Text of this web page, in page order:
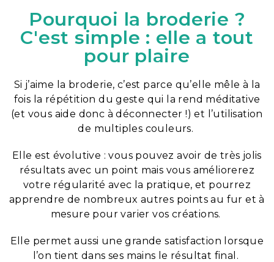
Pourquoi la broderie ?
C'est simple : elle a tout
pour plaire
Si j’aime la broderie, c’est parce qu’elle mêle à la
fois la répétition du geste qui la rend méditative
(et vous aide donc à déconnecter !) et l’utilisation
de multiples couleurs.
Elle est évolutive : vous pouvez avoir de très jolis
résultats avec un point mais vous améliorerez
votre régularité avec la pratique, et pourrez
apprendre de nombreux autres points au fur et à
mesure pour varier vos créations.
Elle permet aussi une grande satisfaction lorsque
l’on tient dans ses mains le résultat final.